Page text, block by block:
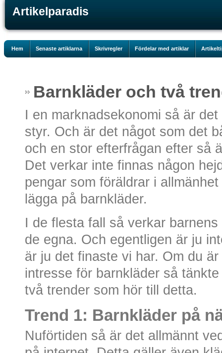
Artikelparadis
Hem Senaste artiklarna Skrivregler Fördelar med artiklar
Barnkläder och två
I en marknadsekonomi så är
styr. Och är det något som det
och en stor efterfrågan efter så
Det verkar inte finnas någon
pengar som föräldrar i
lägga på barnkläder.
I de flesta fall så verkar
de egna. Och egentligen är ju
är ju det finaste vi har. Om du
intresse för barnkläder så
två trender som hör till detta.
Trend 1: Barnkläder på
Nuförtiden så är det allmännt